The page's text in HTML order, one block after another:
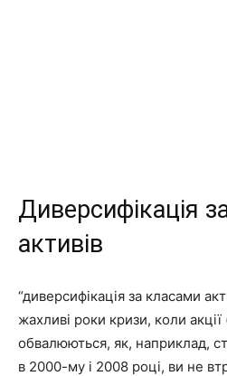
Диверсифікація
активів
“диверсифікація за класами
жахливі роки кризи, коли
обвалюються, як, наприклад,
в 2000-му і 2008 році, ви не